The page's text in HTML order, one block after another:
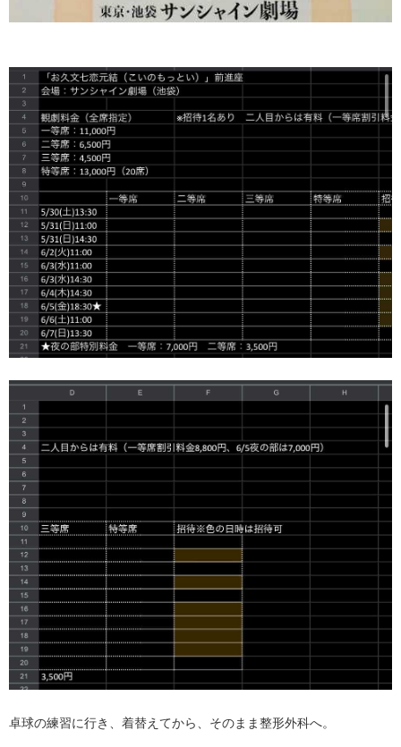
卓球の練習に行き、着替えてから、そのまま整形外科へ。